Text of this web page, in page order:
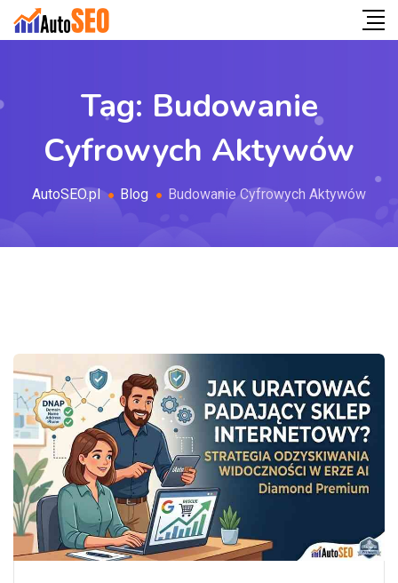
Tag: Budowanie
Cyfrowych Aktywów
AutoSEO.pl Blog Budowanie Cyfrowych Aktywów